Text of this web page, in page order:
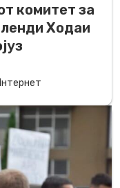
комитет за
Ходаи